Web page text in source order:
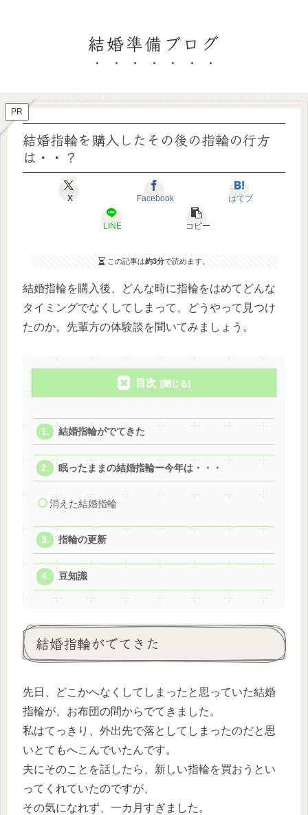
結婚準備ブログ
PR
結婚指輪を購入したその後の指輪の行方
は・・？
X Facebook はてブ
LINE コピー
この記事は約3分で読めます。
結婚指輪を購入後、どんな時に指輪をはめてどんな
タイミングでなくしてしまって、どうやって見つけ
たのか。先輩方の体験談を聞いてみましょう。
目次
結婚指輪がでてきた
眠ったままの結婚指輪ー今年は・・・
消えた結婚指輪
指輪の更新
豆知識
結婚指輪がでてきた
先日、どこかへなくしてしまったと思っていた結婚
指輪が、お布団の間からでてきました。
私はてっきり、外出先で落としてしまったのだと思
いとてもへこんでいたんです。
夫にそのことを話したら、新しい指輪を買おうとい
ってくれていたのですが、
その気になれず、一カ月すぎました。